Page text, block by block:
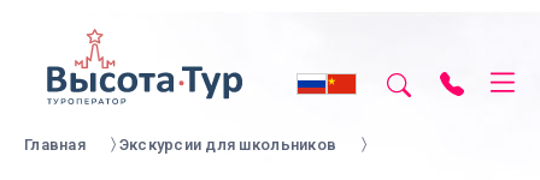
Главная Экскурсии для школьников